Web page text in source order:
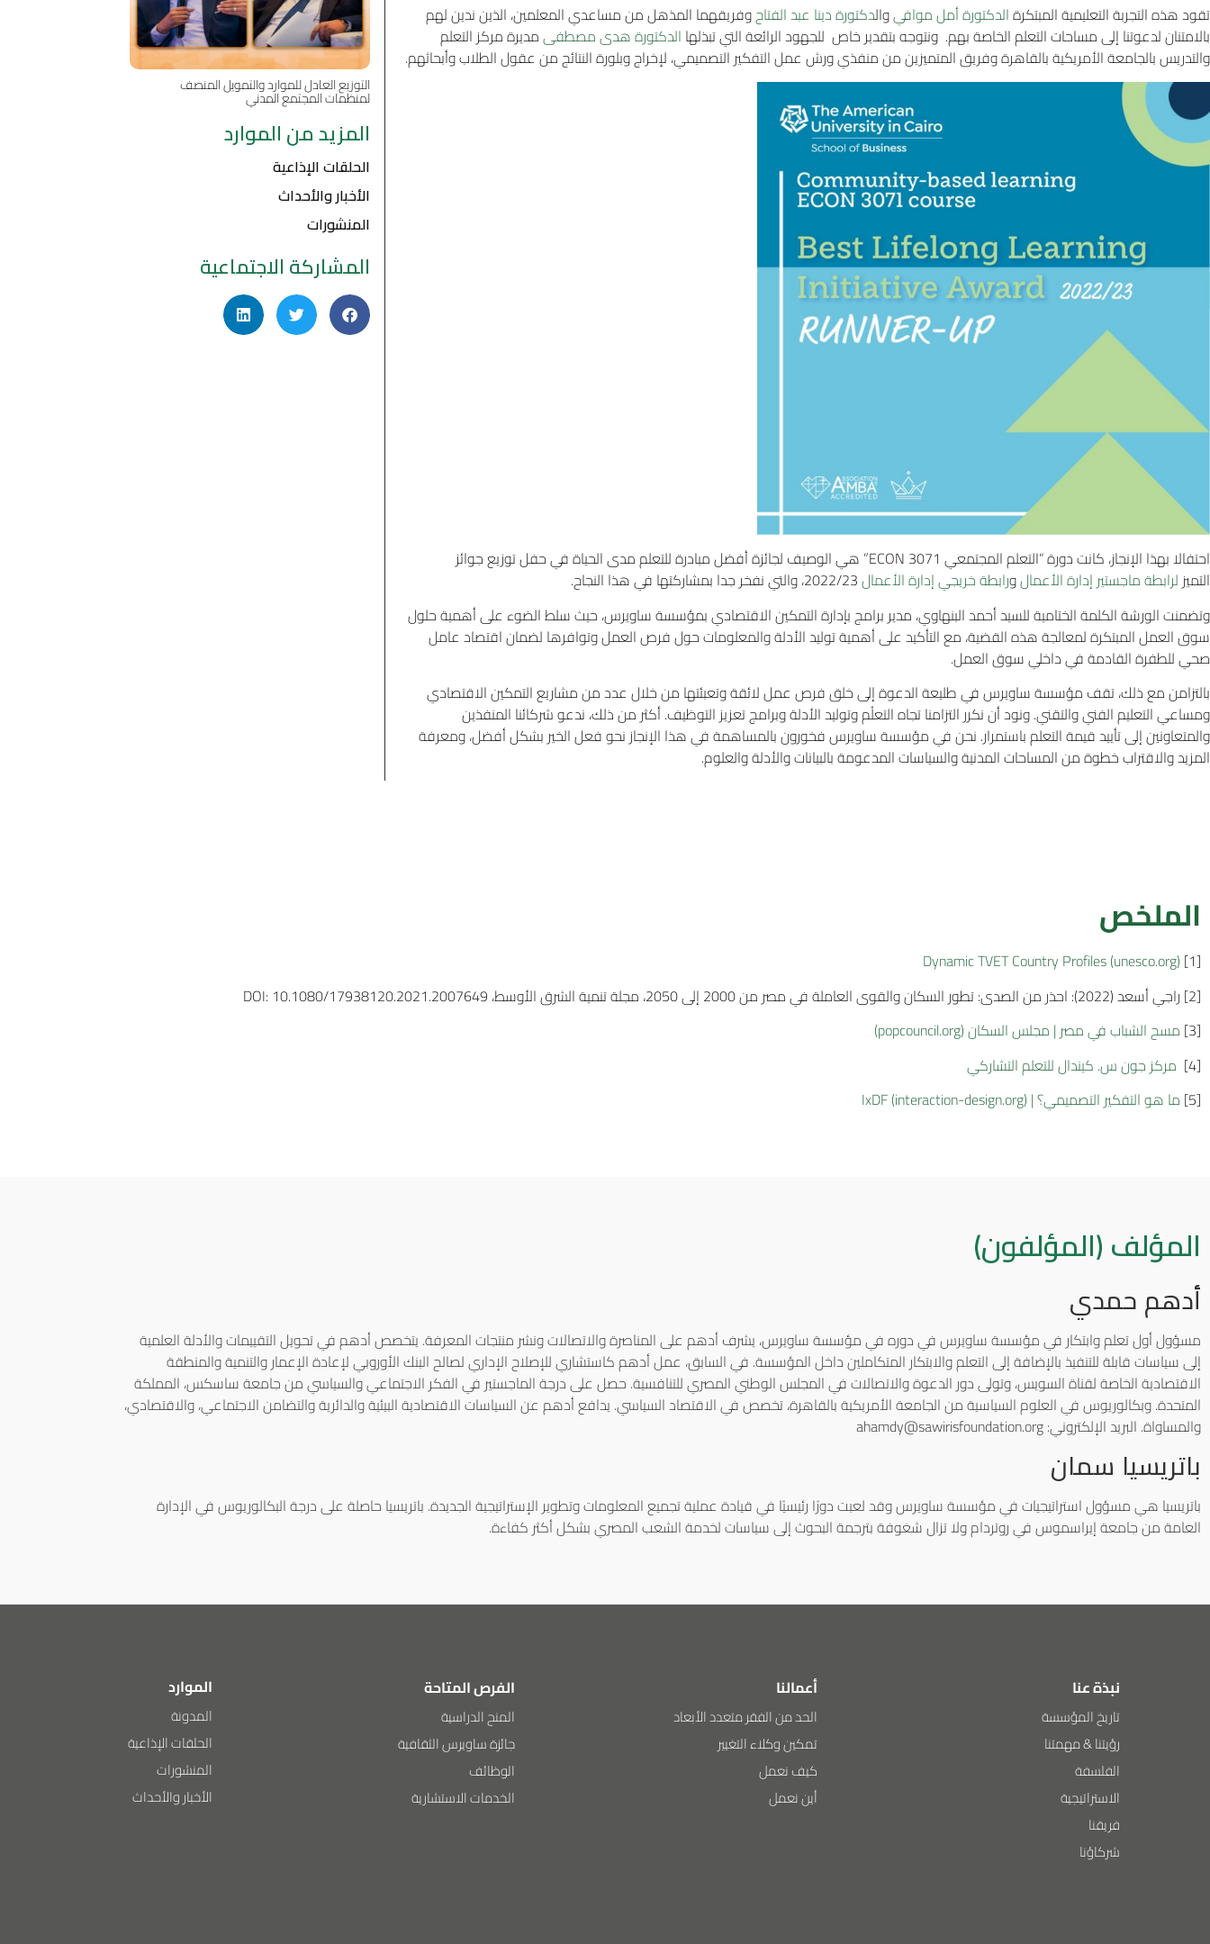
تقود هذه التجربة التعليمية المبتكرةالدكتورة أمل موافيوالدكتورة دينا عبد الفتاحوفريقهما المذهل من مساعدي المعلمين، الذين ندين لهم
بالامتنان لدعوتنا إلى مساحات التعلم الخاصة بهم. ونتوجه بتقدير خاص للجهودالرائعة التي تبذلها الدكتورة هدى مصطفىمديرة مركز التعلم
والتدريس بالجامعة الأمريكية بالقاهرة وفريق المتميزين من منفذي ورش عملالتفكير التصميمي، لإخراج وبلورة النتائج من عقول الطلاب وأبحاثهم.
احتفالا بهذا الإنجاز، كانت دورة “التعلم المجتمعي ECON 3071” هي الوصيف لجائزة أفضل مبادرة للتعلم مدى الحياة في حفل توزيع جوائز
التميزلرابطة ماجستير إدارة الأعمالورابطة خريجي إدارة الأعمال
وتضمنت الورشة الكلمة الختامية للسيد أحمد البنهاوي، مدير برامج بإدارة التمكين الاقتصادي بمؤسسة ساويرس، حيث سلط الضوء على أهمية حلول
سوق العمل المبتكرة لمعالجة هذه القضية، مع التأكيد على أهمية توليد الأدلة والمعلومات حول فرص العمل وتوافرها لضمان اقتصاد عامل
صحي للطفرة القادمة في داخلي سوق العمل.
بالتزامن مع ذلك، تقف مؤسسة ساويرس في طليعة الدعوة إلى خلق فرص عمل لائقة وتعبئتها من خلال عدد من مشاريع التمكين الاقتصادي
ومساعي التعليم الفني والتقني. ونود أن نكرر التزامنا تجاه التعلُم وتوليد الأدلة وبرامج تعزيز التوظيف. أكثر من ذلك، ندعو شركائنا المنفذين
والمتعاونين إلى تأييد قيمة التعلم باستمرار. نحن في مؤسسة ساويرس فخورون بالمساهمة في هذا الإنجاز نحو فعل الخير بشكل أفضل، ومعرفة
المزيد والاقتراب خطوة من المساحات المدنية والسياسات المدعومة بالبيانات والأدلة والعلوم.
التوزيع العادل للموارد والتمويل المنصف
لمنظمات المجتمع المدني
المزيد من الموارد
الحلقات الإذاعية
الأخبار والأحداث
المنشورات
المشاركة الاجتماعية
الملخص
[1]
Dynamic TVET Country Profiles (unesco.org)
[2] راجي أسعد (2022): احذر من الصدى: تطور السكان والقوى العاملة في مصر من 2000 إلى 2050، مجلة تنمية الشرق الأوسط، DOI: 10.1080/17938120.2021.2007649
[3]
مسح الشباب في مصر | مجلس السكان (popcouncil.org)
[4]
مركز جون س. كيندال للتعلم التشاركي
[5]
ما هو التفكير التصميمي؟ | IxDF (interaction-design.org)
المؤلف (المؤلفون)
أدهم حمدي
مسؤول أول تعلم وابتكار في مؤسسة ساويرس في دوره في مؤسسة ساويرس، يشرف أدهم على المناصرة والاتصالات ونشر منتجات المعرفة. يتخصص أدهم في تحويل التقييمات والأدلة العلمية
إلى سياسات قابلة للتنفيذ بالإضافة إلى التعلم والابتكار المتكاملين داخل المؤسسة. في السابق، عمل أدهم كاستشاري للإصلاح الإداري لصالح البنك الأوروبي لإعادة الإعمار والتنمية والمنطقة
الاقتصادية الخاصة لقناة السويس، وتولى دور الدعوة والاتصالات في المجلس الوطني المصري للتنافسية. حصل على درجة الماجستير في الفكر الاجتماعي والسياسي من جامعة ساسكس، المملكة
المتحدة. وبكالوريوس في العلوم السياسية من الجامعة الأمريكية بالقاهرة، تخصص في الاقتصاد السياسي. يدافع أدهم عن السياسات الاقتصادية البيئية والدائرية والتضامن الاجتماعي، والاقتصادي،
والمساواة. البريد الإلكتروني: ahamdy@sawirisfoundation.org
باتريسيا سمان
باتريسيا هي مسؤول استراتيجيات في مؤسسة ساويرس وقد لعبت دورًا رئيسيًا في قيادة عملية تجميع المعلومات وتطوير الإستراتيجية الجديدة. باتريسيا حاصلة على درجة البكالوريوس في الإدارة
العامة من جامعة إيراسموس في روتردام ولا تزال شغوفة بترجمة البحوث إلى سياسات لخدمة الشعب المصري بشكل أكثر كفاءة.
نبذة عنا
تاريخ المؤسسة
رؤيتنا & مهمتنا
الفلسفة
الاستراتيجية
فريقنا
شركاؤنا
أعمالنا
الحد من الفقر متعدد الأبعاد
تمكين وكلاء التغيير
كيف نعمل
أين نعمل
الفرص المتاحة
المنح الدراسية
جائزة ساويرس الثقافية
الوظائف
الخدمات الاستشارية
الموارد
المدونة
الحلقات الإذاعية
المنشورات
الأخبار والأحداث